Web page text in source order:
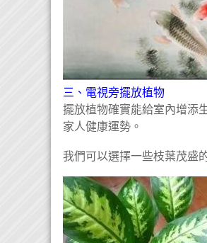
三、電視旁擺放植物
擺放植物確實能給室內增添
家人健康運勢。
我們可以選擇一些枝葉茂盛